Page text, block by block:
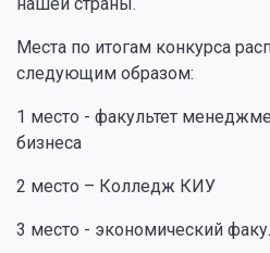
Места по итогам конкурса
следующим образом:
1 место - факультет
бизнеса
2 место – Колледж КИУ
3 место - экономический